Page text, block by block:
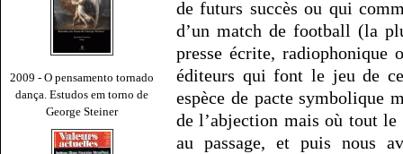
2009 - O pensamento tornado
dança. Estudos em torno de
George Steiner
de futurs succès ou qui
d’un match de football (la
presse écrite, radiophonique
éditeurs qui font le jeu de
espèce de pacte symbolique
de l’abjection mais où tout le
au passage, et puis nous